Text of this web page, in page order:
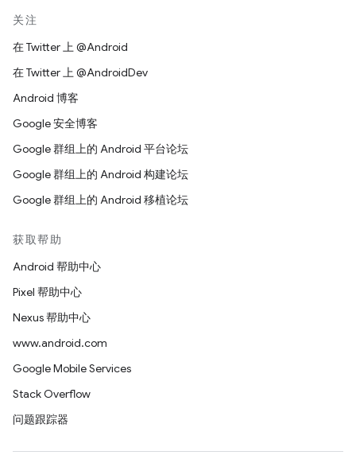
关注
在 Twitter 上 @Android
在 Twitter 上 @AndroidDev
Android 博客
Google 安全博客
Google 群组上的 Android 平台论坛
Google 群组上的 Android 构建论坛
Google 群组上的 Android 移植论坛
获取帮助
Android 帮助中心
Pixel 帮助中心
Nexus 帮助中心
www.android.com
Google Mobile Services
Stack Overflow
问题跟踪器